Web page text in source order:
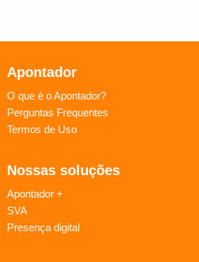
Apontador
O que é o Apontador?
Perguntas Frequentes
Termos de Uso
Nossas soluções
Apontador +
SVA
Presença digital